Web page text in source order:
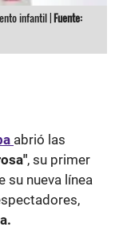
infantil |Fuente:
abrió las
, su primer
su nueva línea